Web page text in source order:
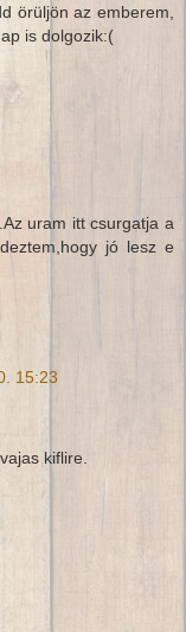
örüljön az emberem,
is dolgozik:(
uram itt csurgatja a
jó lesz e
15:23
kiflire.